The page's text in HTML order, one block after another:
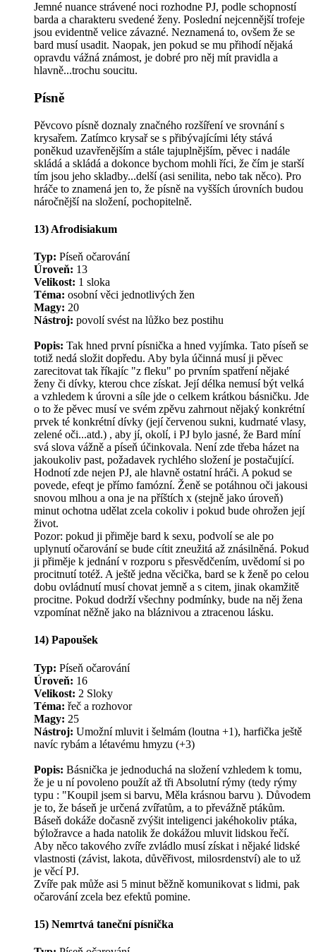
Jemné nuance strávené noci rozhodne PJ, podle schopností
barda a charakteru svedené ženy. Poslední nejcennější trofeje
jsou evidentně velice závazné. Neznamená to, ovšem že se
bard musí usadit. Naopak, jen pokud se mu přihodí nějaká
opravdu vážná známost, je dobré pro něj mít pravidla a
hlavně...trochu soucitu.
Písně
Pěvcovo písně doznaly značného rozšíření ve srovnání s
krysařem. Zatímco krysař se s přibývajícími léty stává
poněkud uzavřenějším a stále tajuplnějším, pěvec i nadále
skládá a skládá a dokonce bychom mohli říci, že čím je starší
tím jsou jeho skladby...delší (asi senilita, nebo tak něco). Pro
hráče to znamená jen to, že písně na vyšších úrovních budou
náročnější na složení, pochopitelně.
13) Afrodisiakum
Typ: Píseň očarování
Úroveň: 13
Velikost: 1 sloka
Téma: osobní věci jednotlivých žen
Magy: 20
Nástroj: povolí svést na lůžko bez postihu
Popis: Tak hned první písnička a hned vyjímka. Tato píseň se
totiž nedá složit dopředu. Aby byla účinná musí ji pěvec
zarecitovat tak říkajíc "z fleku" po prvním spatření nějaké
ženy či dívky, kterou chce získat. Její délka nemusí být velká
a vzhledem k úrovni a síle jde o celkem krátkou básničku. Jde
o to že pěvec musí ve svém zpěvu zahrnout nějaký konkrétní
prvek té konkrétní dívky (její červenou sukni, kudrnaté vlasy,
zelené oči...atd.) , aby jí, okolí, i PJ bylo jasné, že Bard míní
svá slova vážně a píseň účinkovala. Není zde třeba házet na
jakoukoliv past, požadavek rychlého složení je postačující.
Hodnotí zde nejen PJ, ale hlavně ostatní hráči. A pokud se
povede, efeqt je přímo famózní. Ženě se potáhnou oči jakousi
snovou mlhou a ona je na příštích x (stejně jako úroveň)
minut ochotna udělat zcela cokoliv i pokud bude ohrožen její
život.
Pozor: pokud ji přiměje bard k sexu, podvolí se ale po
uplynutí očarování se bude cítit zneužitá až znásilněná. Pokud
ji přiměje k jednání v rozporu s přesvědčením, uvědomí si po
procitnutí totéž. A ještě jedna věcička, bard se k ženě po celou
dobu ovládnutí musí chovat jemně a s citem, jinak okamžitě
procitne. Pokud dodrží všechny podmínky, bude na něj žena
vzpomínat něžně jako na bláznivou a ztracenou lásku.
14) Papoušek
Typ: Píseň očarování
Úroveň: 16
Velikost: 2 Sloky
Téma: řeč a rozhovor
Magy: 25
Nástroj: Umožní mluvit i šelmám (loutna +1), harfička ještě
navíc rybám a létavému hmyzu (+3)
Popis: Básnička je jednoduchá na složení vzhledem k tomu,
že je u ní povoleno použít až tři Absolutní rýmy (tedy rýmy
typu : "Koupil jsem si barvu, Měla krásnou barvu ). Důvodem
je to, že báseň je určená zvířatům, a to převážně ptákům.
Báseň dokáže dočasně zvýšit inteligenci jakéhokoliv ptáka,
býložravce a hada natolik že dokážou mluvit lidskou řečí.
Aby něco takového zvíře zvládlo musí získat i nějaké lidské
vlastnosti (závist, lakota, důvěřivost, milosrdenství) ale to už
je věcí PJ.
Zvíře pak může asi 5 minut běžně komunikovat s lidmi, pak
očarování zcela bez efektů pomine.
15) Nemrtvá taneční písnička